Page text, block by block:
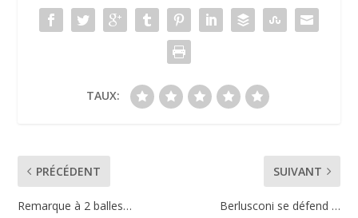
TAUX:
PRÉCÉDENT
Remarque à 2 balles…
SUIVANT
Berlusconi se défend …